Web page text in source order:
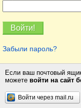
Забыли пароль?
Если ваш почтовый
можете войти на сайт
Войти через mail.ru